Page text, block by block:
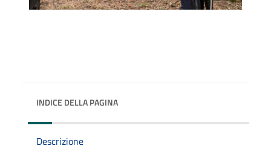
INDICE DELLA PAGINA
Descrizione